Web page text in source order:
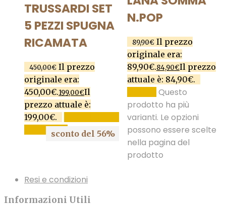
TRUSSARDI SET
5 PEZZI SPUGNA
RICAMATA
450,00€ Il prezzo
originale era:
450,00€.199,00€Il
prezzo attuale è:
199,00€.
CARRELLOsconto del 56%
N.POP
89,90€ Il prezzo
originale era:
89,90€.84,90€Il prezzo
attuale è: 84,90€.
Questo
prodotto ha più
varianti. Le opzioni
possono essere scelte
nella pagina del
prodotto
Resi e condizioni
Informazioni Utili